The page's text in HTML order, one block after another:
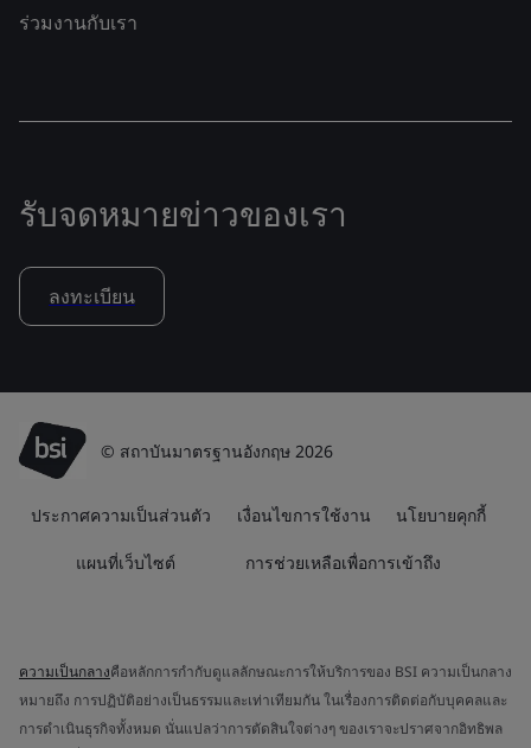
ร่วมงานกับเรา
รับจดหมายข่าวของเรา
ลงทะเบียน
© สถาบันมาตรฐานอังกฤษ 2026
ประกาศความเป็นส่วนตัว เงื่อนไขการใช้งาน นโยบายคุกกี้
แผนที่เว็บไซต์ การช่วยเหลือเพื่อการเข้าถึง
ความเป็นกลางคือหลักการกำกับดูแลลักษณะการให้บริการของ BSI ความเป็นกลาง
หมายถึง การปฏิบัติอย่างเป็นธรรมและเท่าเทียมกัน ในเรื่องการติดต่อกับบุคคลและ
การดำเนินธุรกิจทั้งหมด นั่นแปลว่าการตัดสินใจต่างๆ ของเราจะปราศจากอิทธิพล